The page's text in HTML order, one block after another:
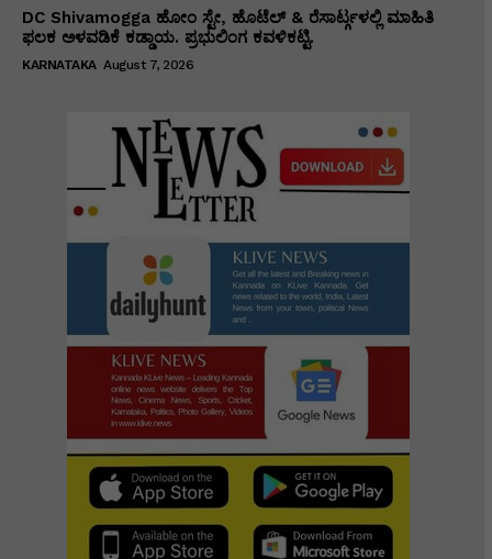
DC Shivamogga ಹೋಂ ಸ್ಟೇ, ಹೊಟೆಲ್ & ರೆಸಾರ್ಟ್ಗಳಲ್ಲಿ ಮಾಹಿತಿ
ಫಲಕ ಅಳವಡಿಕೆ ಕಡ್ಡಾಯ. ಪ್ರಭುಲಿಂಗ ಕವಳಿಕಟ್ಟಿ.
KARNATAKA August 7, 2026